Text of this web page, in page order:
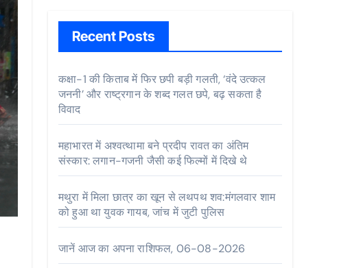
Recent Posts
कक्षा-1 की किताब में फिर छपी बड़ी गलती, ‘वंदे उत्कल
जननी’ और राष्ट्रगान के शब्द गलत छपे, बढ़ सकता है
विवाद
महाभारत में अश्वत्थामा बने प्रदीप रावत का अंतिम
संस्कार: लगान-गजनी जैसी कई फिल्मों में दिखे थे
मथुरा में मिला छात्र का खून से लथपथ शव:मंगलवार शाम
को हुआ था युवक गायब, जांच में जुटी पुलिस
जानें आज का अपना राशिफल, 06-08-2026